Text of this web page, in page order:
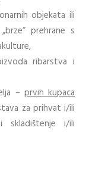
objekata ili
prehrane s
ribarstva i
– prvih kupaca
za prihvat i/ili
i/ili